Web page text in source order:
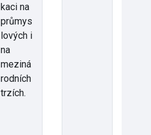
kaci na
průmys
lových i
na
meziná
rodních
trzích.